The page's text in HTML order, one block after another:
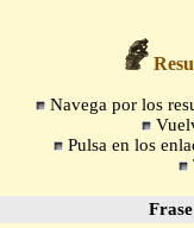
Navega por los
Pulsa en los
Frase